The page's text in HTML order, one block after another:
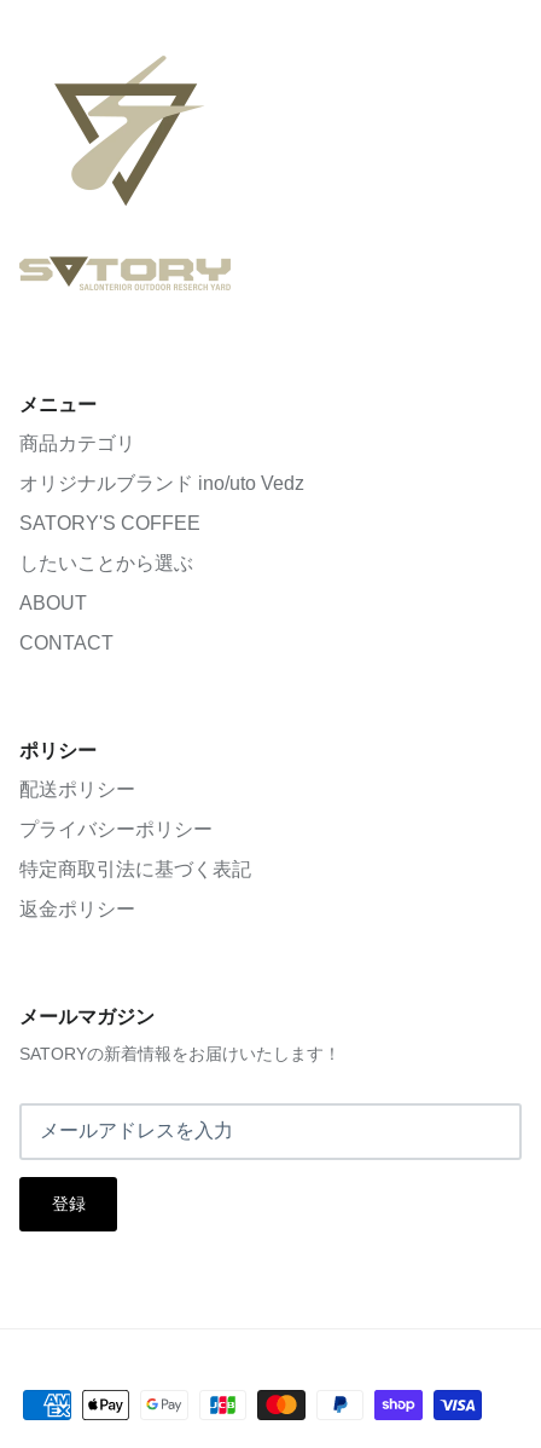
メニュー
商品カテゴリ
オリジナルブランド ino/uto Vedz
SATORY'S COFFEE
したいことから選ぶ
ABOUT
CONTACT
ポリシー
配送ポリシー
プライバシーポリシー
特定商取引法に基づく表記
返金ポリシー
メールマガジン
SATORYの新着情報をお届けいたします！
登録